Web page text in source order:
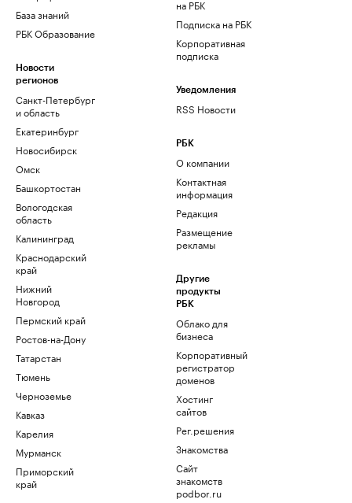
База знаний
РБК Образование
Новости
регионов
Санкт-Петербург
и область
Екатеринбург
Новосибирск
Омск
Башкортостан
Вологодская
область
Калининград
Краснодарский
край
Нижний
Новгород
Пермский край
Ростов-на-Дону
Татарстан
Тюмень
Черноземье
Кавказ
Карелия
Мурманск
Приморский
край
на РБК
Подписка на РБК
Корпоративная
подписка
Уведомления
RSS Новости
РБК
О компании
Контактная
информация
Редакция
Размещение
рекламы
Другие
продукты
РБК
Облако для
бизнеса
Корпоративный
регистратор
доменов
Хостинг
сайтов
Рег.решения
Знакомства
Сайт
знакомств
podbor.ru